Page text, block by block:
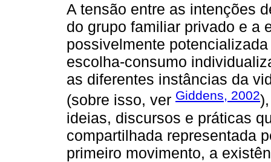
A tensão entre as intenções
do grupo familiar privado e a
possivelmente
escolha-consumo
as diferentes instâncias da
(sobre isso, ver Giddens, 2002
ideias, discursos e práticas
compartilhada representada
primeiro movimento, a